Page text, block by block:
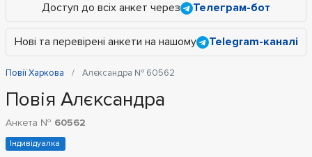
Доступ до всіх анкет через Телеграм-бот
Нові та перевірені анкети на нашому Telegram-каналі
Повії Харкова Алєксандра № 60562
Повія Алєксандра
Анкета № 60562
Індивідуалка